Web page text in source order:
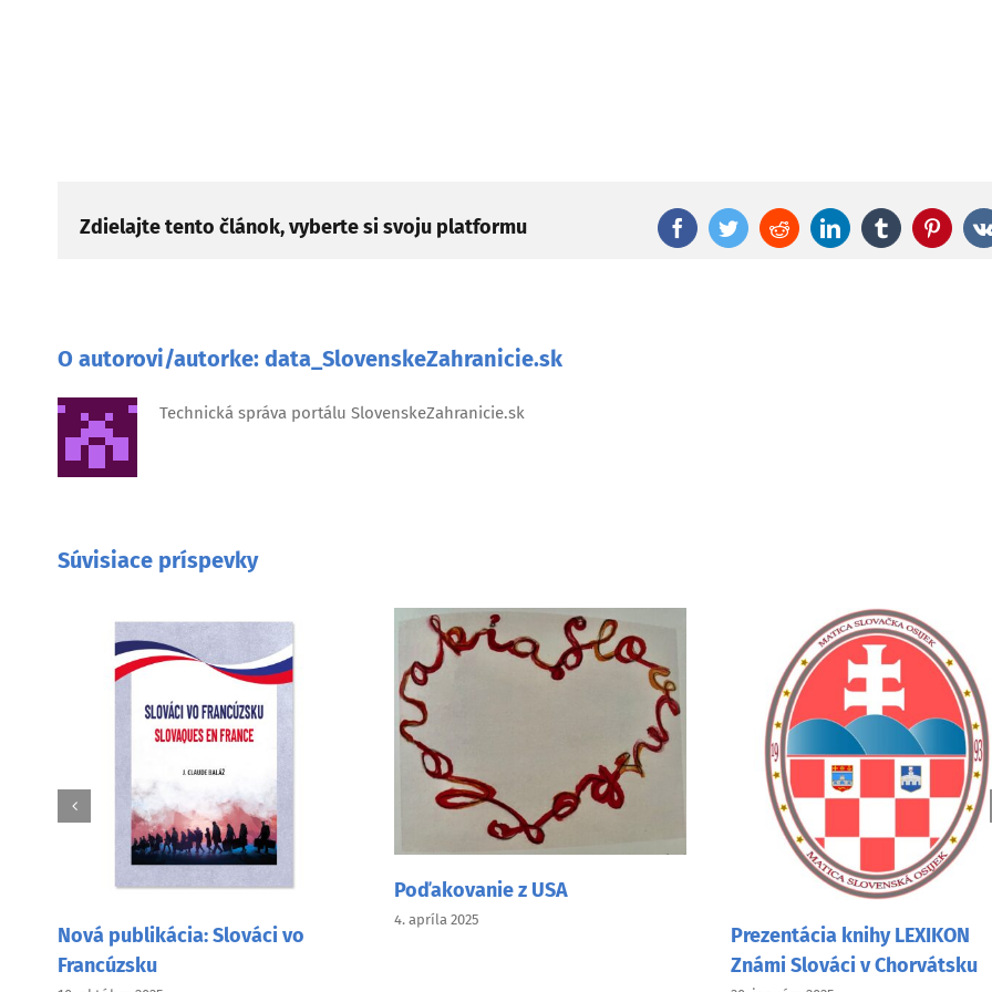
Zdielajte tento článok, vyberte si svoju platformu FacebookTwitterRedditLinkedInTumblr
O autorovi/autorke: data_SlovenskeZahranicie.sk
Technická správa portálu SlovenskeZahranicie.sk
Súvisiace príspevky
publikácia: Slováci vo
Poďakovanie z USA
Prezentácia knihy LEXIKON
Známi Slováci v Chorvátsku
7.